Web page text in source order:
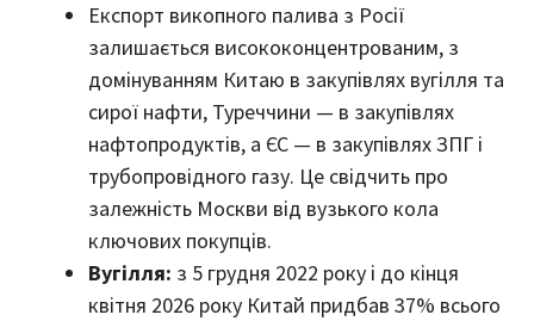
Експорт викопного палива з Росії
залишається висококонцентрованим, з
домінуванням Китаю в закупівлях вугілля та
сирої нафти, Туреччини — в закупівлях
нафтопродуктів, а ЄС — в закупівлях ЗПГ і
трубопровідного газу. Це свідчить про
залежність Москви від вузького кола
ключових покупців.
Вугілля: з 5 грудня 2022 року і до кінця
квітня 2026 року Китай придбав 37% всього